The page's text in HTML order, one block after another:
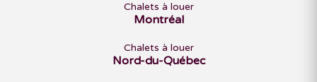
Chalets à louer
Montréal
Chalets à louer
Nord-du-Québec